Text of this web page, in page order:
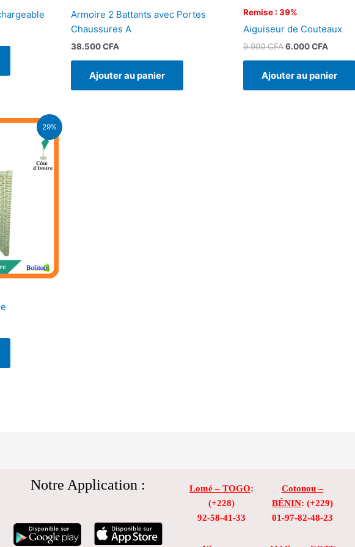
Armoire 2 Battants avec Portes
Chaussures A
38.500CFA
Ajouter au panier
Remise : 39%
Aiguiseur de Couteaux
9.900CFA6.000CFA
Ajouter au panier
29%
CFA.
Notre Application : Lomé – TOGO:
(+228)
92-58-41-33
Cotonou –
BÉNIN: (+229)
01-97-82-48-23